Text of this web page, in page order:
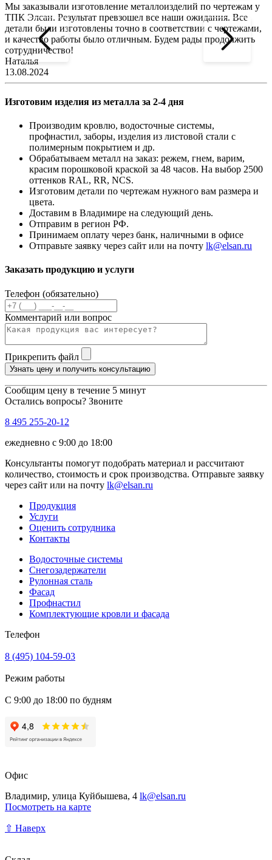
Мы заказывали изготовление металлоизделий по чертежам у
ТПК Элсан. Результат превзошел все наши ожидания. Все
детали были изготовлены точно в соответствии с чертежами,
и качество работы было отличным. Будем рады продолжить
сотрудничество!
Наталья
13.08.2024
Изготовим изделия из металла за 2-4 дня
Производим кровлю, водосточные системы,
профнастил, заборы, изделия из листовой стали с
полимерным покрытием и др.
Обрабатываем металл на заказ: режем, гнем, варим,
красим порошковой краской за 48 часов. На выбор 2500
оттенков RAL, RR, NCS.
Изготовим детали по чертежам нужного вам размера и
цвета.
Доставим в Владимире на следующий день.
Отправим в регион РФ.
Принимаем оплату через банк, наличными в офисе
Отправьте заявку через сайт или на почту lk@elsan.ru
Заказать продукцию и услуги
Телефон (обязательно)
Комментарий или вопрос
Прикрепить файл
Узнать цену и получить консультацию
Сообщим цену в течение 5 минут
Остались вопросы? Звоните
8 495 255-20-12
ежедневно с 9:00 до 18:00
Консультанты помогут подобрать материал и рассчитают
количество, стоимость и срок производства. Отправьте заявку
через сайт или на почту lk@elsan.ru
Продукция
Услуги
Оценить сотрудника
Контакты
Водосточные системы
Снегозадержатели
Рулонная сталь
Фасад
Профнастил
Комплектующие кровли и фасада
Телефон
8 (495) 104-59-03
Режим работы
С 9:00 до 18:00 по будням
Офис
Владимир, улица Куйбышева, 4 lk@elsan.ru
Посмотреть на карте
⇧ Наверх